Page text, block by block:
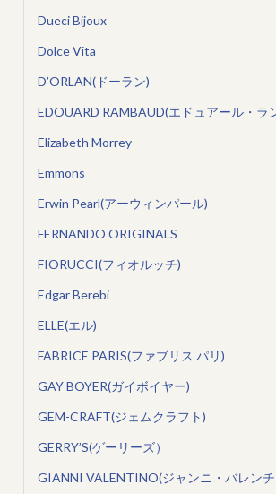
Dueci Bijoux
Dolce Vita
D’ORLAN(ドーラン)
EDOUARD RAMBAUD(エドュアール・ラ
Elizabeth Morrey
Emmons
Erwin Pearl(アーウィンパール)
FERNANDO ORIGINALS
FIORUCCI(フィオルッチ)
Edgar Berebi
ELLE(エル)
FABRICE PARIS(ファブリス パリ)
GAY BOYER(ガイボイヤー)
GEM-CRAFT(ジェムクラフト)
GERRY’S(ゲーリーズ）
GIANNI VALENTINO(ジャンニ・バレン